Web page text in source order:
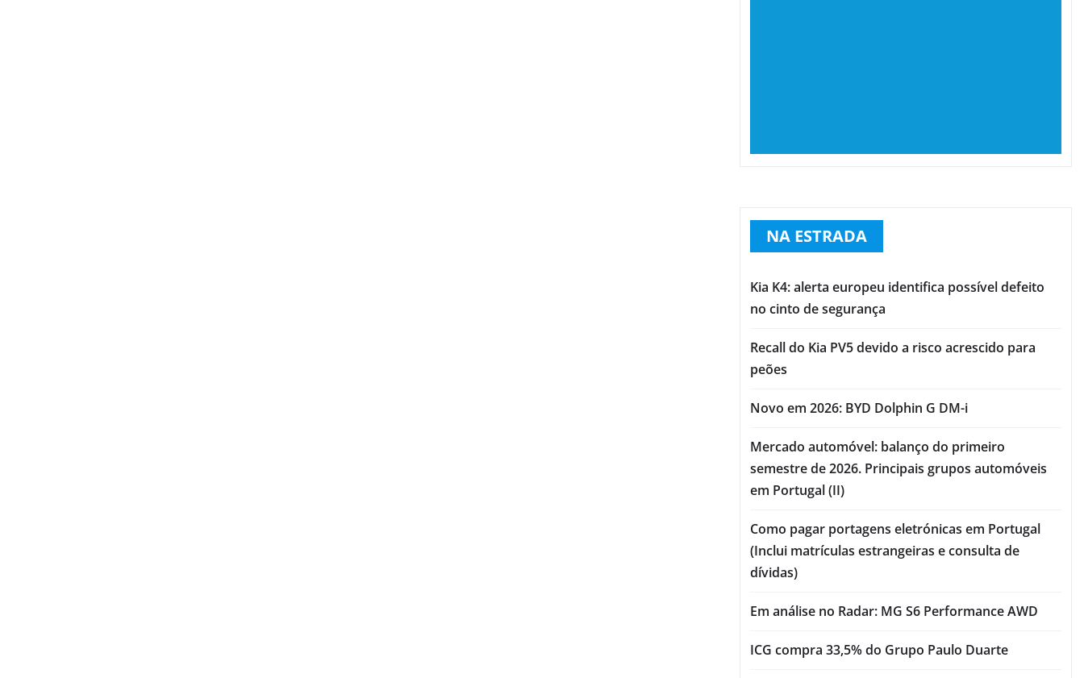
NA ESTRADA
Kia K4: alerta europeu identifica possível defeito
no cinto de segurança
Recall do Kia PV5 devido a risco acrescido para
peões
Novo em 2026: BYD Dolphin G DM-i
Mercado automóvel: balanço do primeiro
semestre de 2026. Principais grupos automóveis
em Portugal (II)
Como pagar portagens eletrónicas em Portugal
(Inclui matrículas estrangeiras e consulta de
dívidas)
Em análise no Radar: MG S6 Performance AWD
ICG compra 33,5% do Grupo Paulo Duarte